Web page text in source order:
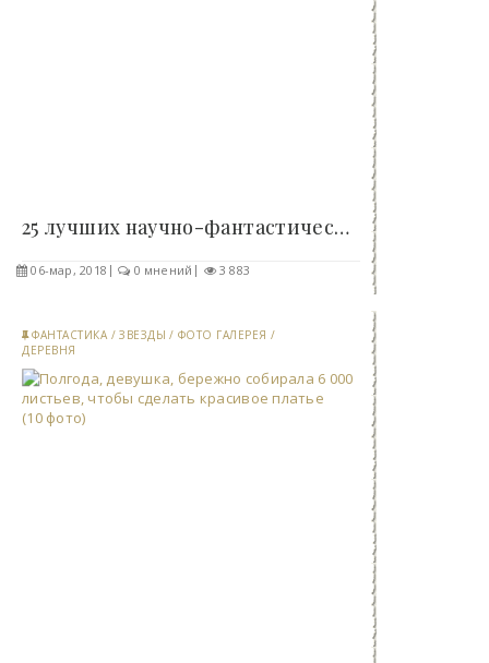
25 лучших научно-фантастических книг всех времен..
06-мар, 2018 0 мнений 3 883
ФАНТАСТИКА /ЗВЕЗДЫ / ФОТО ГАЛЕРЕЯ /
ДЕРЕВНЯ